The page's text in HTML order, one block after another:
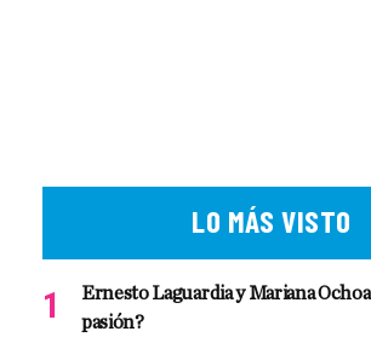
LO MÁS VISTO
Ernesto Laguardia y Mariana
pasión?